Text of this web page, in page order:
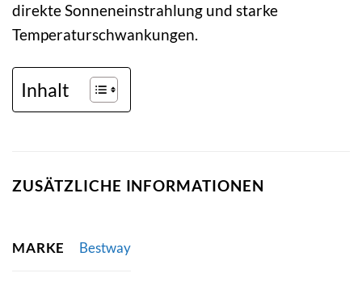
direkte Sonneneinstrahlung und starke
Temperaturschwankungen.
Inhalt
ZUSÄTZLICHE INFORMATIONEN
MARKE Bestway